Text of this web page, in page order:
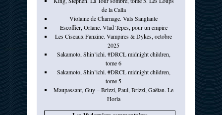
de la Calla
Violaine de Charnage. Vals Sanglante
Escoffier, Orlane. Vlad Tepes, pour un empire
Les Ciseaux Fanzine. Vampires & Dykes, octobre
2025
Sakamoto, Shin’ichi. #DRCL midnight children,
tome 6
Sakamoto, Shin’ichi. #DRCL midnight children,
tome 5
Maupassant, Guy – Brizzi, Paul, Brizzi, Gaëtan. Le
Horla